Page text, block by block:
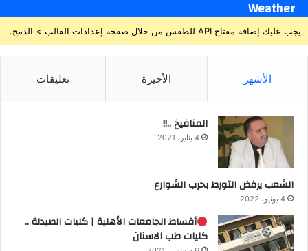
Weather
يجب عليك إضافة مفتاح API للطقس من خلال صفحة إعدادات القالب > الدمج.
الأشهر الأخيرة تعليقات
المنافيخ ..!!
4 يناير، 2021
الشعب يرفض التورط بحرب الشوارع
4 يونيو، 2022
أقساط الجامعات الأهلية | كليات الصيدلة ..
كليات طب الاسنان